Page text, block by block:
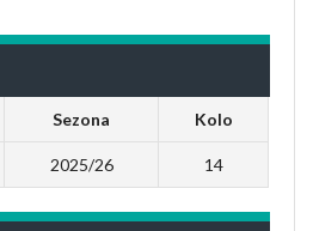
Sezona Kolo
2025/26 14